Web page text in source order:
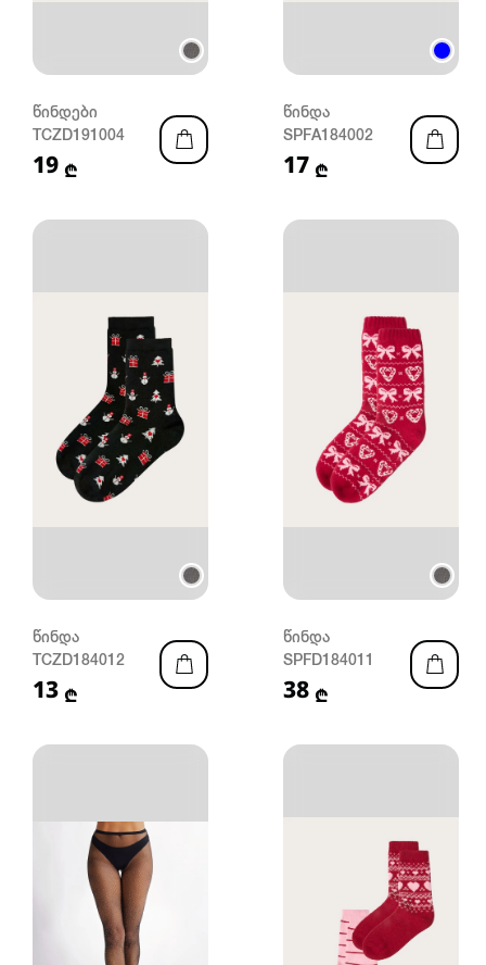
წინდები
TCZD191004
19 ₾
წინდა
SPFA184002
17 ₾
წინდა
TCZD184012
13 ₾
წინდა
SPFD184011
38 ₾